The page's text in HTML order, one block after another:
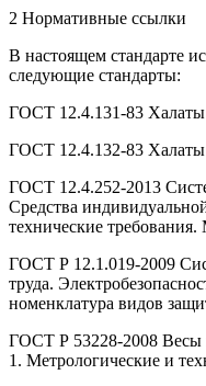
2 Нормативные ссылки
В настоящем стандарте
следующие стандарты:
ГОСТ 12.4.131-83 Халаты
ГОСТ 12.4.132-83 Халаты
ГОСТ 12.4.252-2013
Средства
технические
ГОСТ Р 12.1.019-2009
труда.
номенклатура видов
ГОСТ Р 53228-2008 Весы
1. Метрологические и